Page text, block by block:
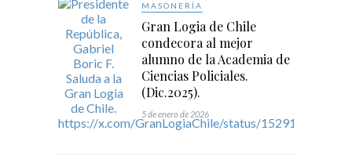
MASONERÍA
Gran Logia de Chile
condecora al mejor
alumno de la Academia de
Ciencias Policiales.
(Dic.2025).
5 de enero de 2026